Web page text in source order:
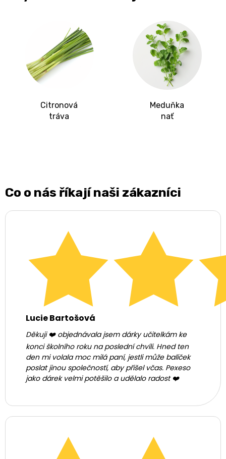
Citronová
tráva
Meduňka
nať
Co o nás říkají naši zákazníci
Lucie Bartošová
Děkuji ❤️ objednávala jsem dárky učitelkám ke
konci školního roku na poslední chvíli. Hned ten
den mi volala moc milá paní, jestli může balíček
poslat jinou společností, aby přišel včas. Pexeso
jako dárek velmi potěšilo a udělalo radost ❤️